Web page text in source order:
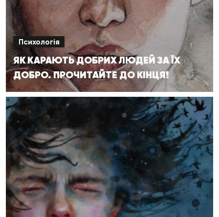
Психологія
ЯК КАРАЮТЬ ДОБРИХ ЛЮДЕЙ ЗА ЇХ
ДОБРО. ПРОЧИТАЙТЕ ДО КІНЦЯ!